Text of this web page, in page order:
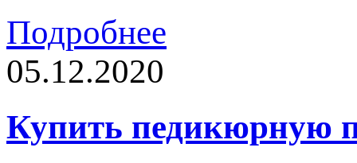
Подробнее
05.12.2020
Купить педикюрную